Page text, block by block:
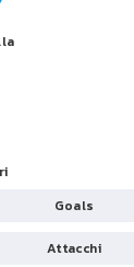
Goals
Attacchi